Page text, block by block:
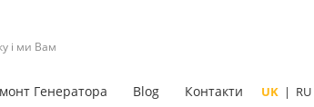
і ми Вам
Генератора Blog Контакти UK | RU